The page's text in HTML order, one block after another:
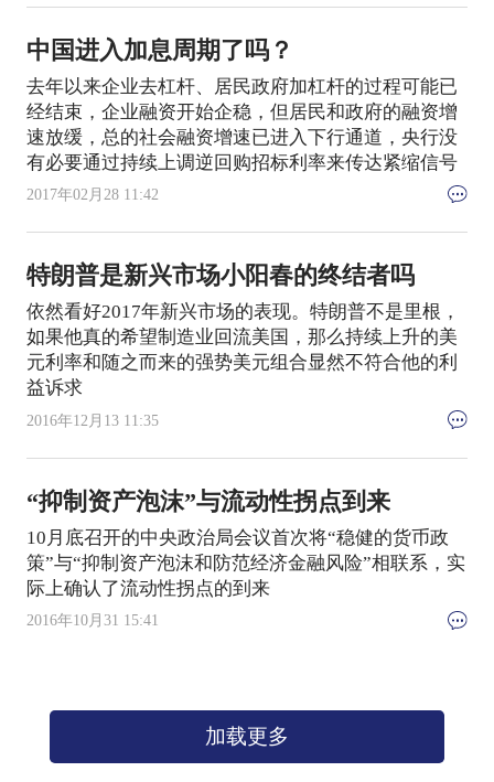
中国进入加息周期了吗？
去年以来企业去杠杆、居民政府加杠杆的过程可能已
经结束，企业融资开始企稳，但居民和政府的融资增
速放缓，总的社会融资增速已进入下行通道，央行没
有必要通过持续上调逆回购招标利率来传达紧缩信号
2017年02月28 11:42
特朗普是新兴市场小阳春的终结者吗
依然看好2017年新兴市场的表现。特朗普不是里根，
如果他真的希望制造业回流美国，那么持续上升的美
元利率和随之而来的强势美元组合显然不符合他的利
益诉求
2016年12月13 11:35
“抑制资产泡沫”与流动性拐点到来
10月底召开的中央政治局会议首次将“稳健的货币政
策”与“抑制资产泡沫和防范经济金融风险”相联系，实
际上确认了流动性拐点的到来
2016年10月31 15:41
加载更多